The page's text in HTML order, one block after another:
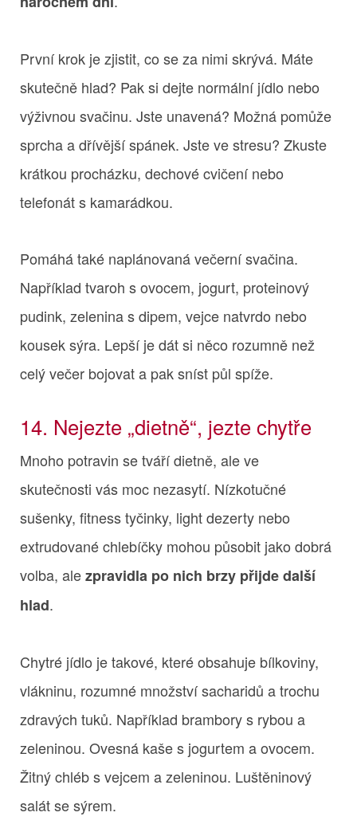
První krok je zjistit, co se za nimi skrývá. Máte
skutečně hlad? Pak si dejte normální jídlo nebo
výživnou svačinu. Jste unavená? Možná pomůže
sprcha a dřívější spánek. Jste ve stresu? Zkuste
krátkou procházku, dechové cvičení nebo
telefonát s kamarádkou.
Pomáhá také naplánovaná večerní svačina.
Například tvaroh s ovocem, jogurt, proteinový
pudink, zelenina s dipem, vejce natvrdo nebo
kousek sýra. Lepší je dát si něco rozumně než
celý večer bojovat a pak sníst půl spíže.
14. Nejezte „dietně“, jezte chytře
Mnoho potravin se tváří dietně, ale ve
skutečnosti vás moc nezasytí. Nízkotučné
sušenky, fitness tyčinky, light dezerty nebo
extrudované chlebíčky mohou působit jako dobrá
volba, alezpravidla po nich brzy přijde další
hlad.
Chytré jídlo je takové, které obsahuje bílkoviny,
vlákninu, rozumné množství sacharidů a trochu
zdravých tuků. Například brambory s rybou a
zeleninou. Ovesná kaše s jogurtem a ovocem.
Žitný chléb s vejcem a zeleninou. Luštěninový
salát se sýrem.